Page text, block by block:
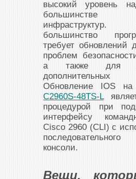
высокий уровень
большинстве
большинство
требует обновлений
проблем
а также для
Обновление IOS
C2960S-48TS-L
процедурой при
интерфейсу
Cisco 2960 (CLI) с
консоли.
Вещи,